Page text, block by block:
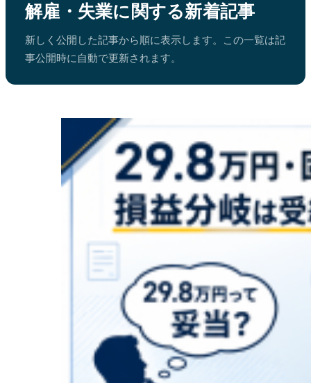
解雇・失業に関する新着記事
新しく公開した記事から順に表示します。この一覧は記
事公開時に自動で更新されます。